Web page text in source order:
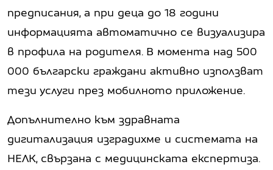
предписания, а при деца до 18 години
информацията автоматично се визуализира
в профила на родителя. В момента над 500
000 български граждани активно използват
тези услуги през мобилното приложение.
Допълнително към здравната
дигитализация изградихме и системата на
НЕЛК, свързана с медицинската експертиза.